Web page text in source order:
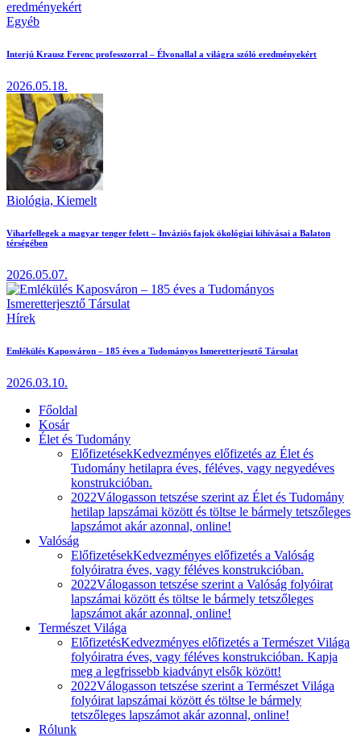
Egyéb
Interjú Krausz Ferenc professzorral – Élvonallal a világra szóló eredményekért
2026.05.18.
Biológia, Kiemelt
Viharfellegek a magyar tenger felett – Inváziós fajok ökológiai kihívásai a Balaton
térségében
2026.05.07.
Hírek
Emlékülés Kaposváron – 185 éves a Tudományos Ismeretterjesztő Társulat
2026.03.10.
Főoldal
Kosár
Élet és Tudomány
ElőfizetésekKedvezményes előfizetés az Élet és
Tudomány hetilapra éves, féléves, vagy negyedéves
konstrukcióban.
2022Válogasson tetszése szerint az Élet és Tudomány
hetilap lapszámai között és töltse le bármely tetszőleges
lapszámot akár azonnal, online!
Valóság
ElőfizetésekKedvezményes előfizetés a Valóság
folyóiratra éves, vagy féléves konstrukcióban.
2022Válogasson tetszése szerint a Valóság folyóirat
lapszámai között és töltse le bármely tetszőleges
lapszámot akár azonnal, online!
Természet Világa
ElőfizetésKedvezményes előfizetés a Természet Világa
folyóiratra éves, vagy féléves konstrukcióban. Kapja
meg a legfrissebb kiadványt elsők között!
2022Válogasson tetszése szerint a Természet Világa
folyóirat lapszámai között és töltse le bármely
tetszőleges lapszámot akár azonnal, online!
Rólunk